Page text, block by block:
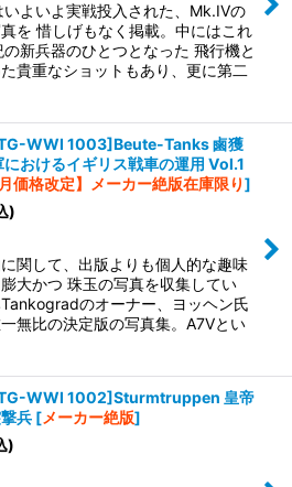
いよいよ実戦投入された、Mk.IVの
を 惜しげもなく掲載。中にはこれ
新兵器のひとつとなった 飛行機と
貴重なショットもあり、更に第二
WWI 1003]Beute-Tanks 鹵獲
おけるイギリス戦車の運用 Vol.1
価格改定】メーカー絶版在庫限り]
)
関して、出版よりも個人的な趣味
大かつ 珠玉の写真を収集してい
のオーナー、ヨッヘン氏
無比の決定版の写真集。A7Vとい
WWI 1002]Sturmtruppen 皇帝
兵 [メーカー絶版]
)